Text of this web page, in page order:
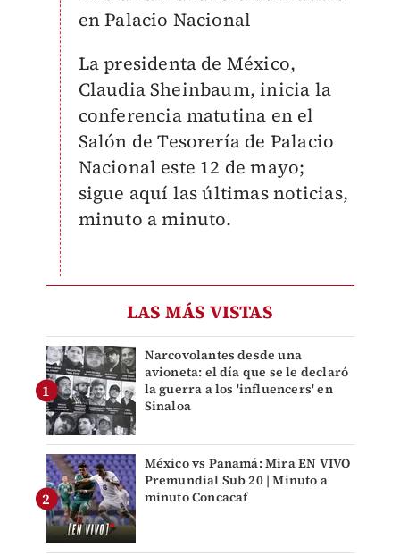
en Palacio Nacional
La presidenta de México,
Claudia Sheinbaum, inicia la
conferencia matutina en el
Salón de Tesorería de Palacio
Nacional este 12 de mayo;
sigue aquí las últimas noticias,
minuto a minuto.
LAS MÁS VISTAS
Narcovolantes desde una
avioneta: el día que se le declaró
la guerra a los 'influencers' en
Sinaloa
México vs Panamá: Mira EN VIVO
Premundial Sub 20 | Minuto a
minuto Concacaf